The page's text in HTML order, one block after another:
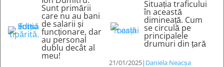
Sunt primării
care nu au bani
de salarii și
funcționare, dar
au personal
dublu decât al
meu!
Situația traficului
în această
dimineață. Cum
se circulă pe
principalele
drumuri din țară
21/01/2025| Daniela Neacșa